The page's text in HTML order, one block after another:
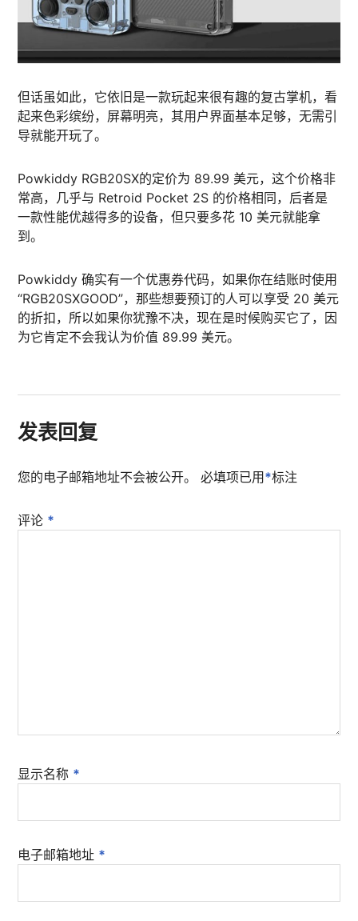
但话虽如此，它依旧是一款玩起来很有趣的复古掌机，看
起来色彩缤纷，屏幕明亮，其用户界面基本足够，无需引
导就能开玩了。
Powkiddy RGB20SX的定价为 89.99 美元，这个价格非
常高，几乎与 Retroid Pocket 2S 的价格相同，后者是
一款性能优越得多的设备，但只要多花 10 美元就能拿
到。
Powkiddy 确实有一个优惠券代码，如果你在结账时使用
“RGB20SXGOOD”，那些想要预订的人可以享受 20 美元
的折扣，所以如果你犹豫不决，现在是时候购买它了，因
为它肯定不会我认为价值 89.99 美元。
发表回复
您的电子邮箱地址不会被公开。 必填项已用*标注
评论 *
显示名称 *
电子邮箱地址 *